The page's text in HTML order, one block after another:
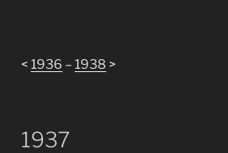
< 1936 – 1938 >
1937